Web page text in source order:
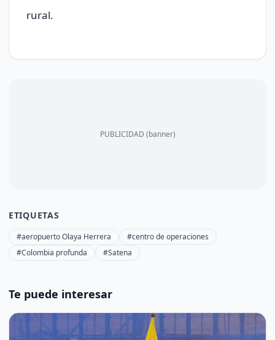
rural.
PUBLICIDAD (banner)
ETIQUETAS
#aeropuerto Olaya Herrera
#centro de operaciones
#Colombia profunda
#Satena
Te puede interesar